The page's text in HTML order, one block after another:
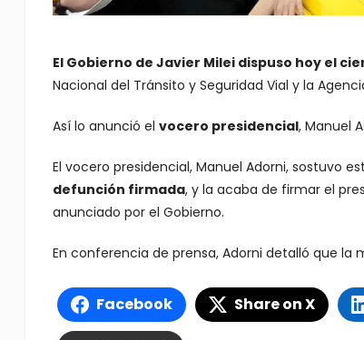
El Gobierno de Javier Milei dispuso hoy el
Nacional del Tránsito y Seguridad Vial y la
Así lo anunció el vocero presidencial, Manuel
El vocero presidencial, Manuel Adorni, sostuvo
defunción firmada, y la acaba de firmar el
anunciado por el Gobierno.
En conferencia de prensa, Adorni detalló que la
Facebook Share on X